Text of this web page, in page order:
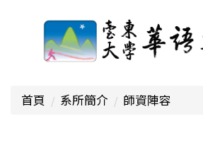
首頁 系所簡介 師資陣容